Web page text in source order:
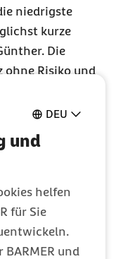
DEU
und
helfen
für Sie
BARMER und
niedrigste
kurze
Die
Risiko und
weisen
für
und Herz-
Hormone
werden. Als
meist in
auf dem